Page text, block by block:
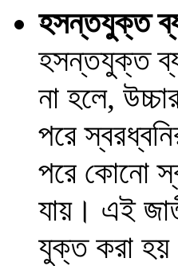
হসন্তযুক্ত
হসন্তযুক্ত
না হলে,
পরে
পরে কোনো
যায়। এই
যুক্ত করা